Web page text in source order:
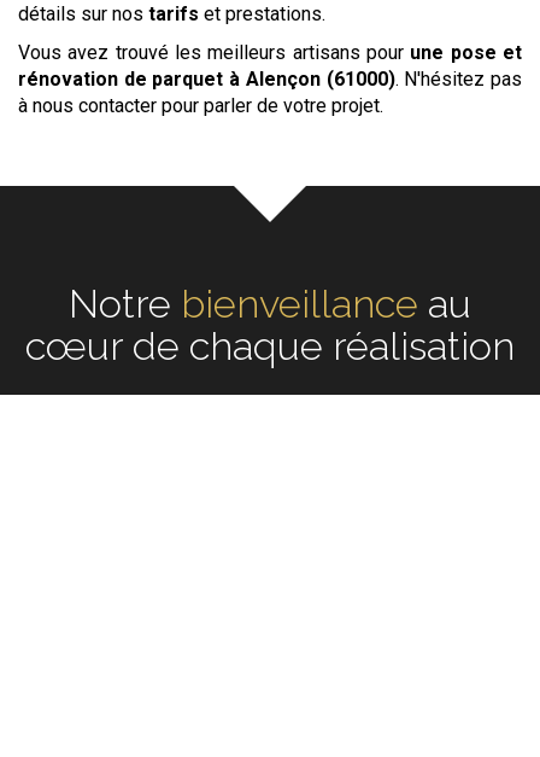
détails sur nos tarifs et prestations.
Vous avez trouvé les meilleurs artisans pour une pose et
rénovation de parquet à Alençon (61000). N'hésitez pas
à nous contacter pour parler de votre projet.
Notreécouteau cœur de
chaque réalisation